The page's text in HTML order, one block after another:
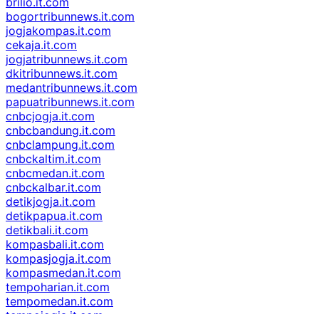
bogortribunnews.it.com
jogjakompas.it.com
cekaja.it.com
jogjatribunnews.it.com
dkitribunnews.it.com
medantribunnews.it.com
papuatribunnews.it.com
cnbcjogja.it.com
cnbcbandung.it.com
cnbclampung.it.com
cnbckaltim.it.com
cnbcmedan.it.com
cnbckalbar.it.com
detikjogja.it.com
detikpapua.it.com
detikbali.it.com
kompasbali.it.com
kompasjogja.it.com
kompasmedan.it.com
tempoharian.it.com
tempomedan.it.com